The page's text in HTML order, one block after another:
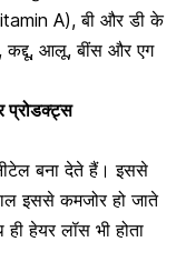
A), बी और डी के
कद्दू, आलू, बींस और एग
प्रोडक्ट्स
बना देते हैं। इससे
इससे कमजोर हो जाते
हेयर लॉस भी होता